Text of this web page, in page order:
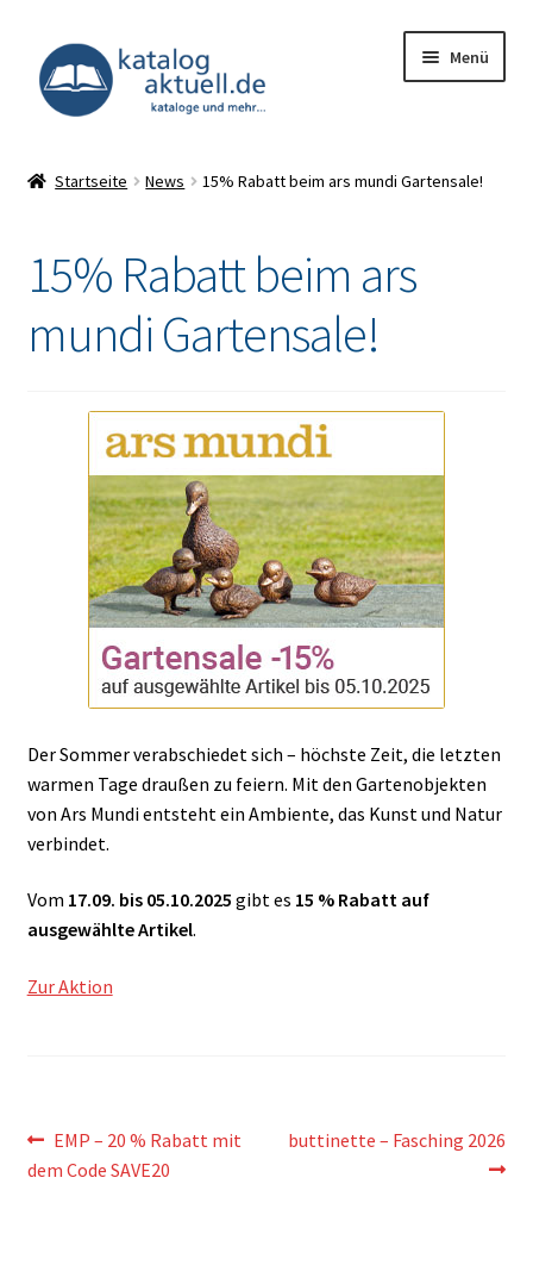
Navigation
springen
Zum
Inhalt
springen
Menü
öffnen
Infocenter
Impressum
Startseite News 15% Rabatt beim ars mundi Gartensale!
15% Rabatt beim ars
mundi Gartensale!
Der Sommer verabschiedet sich – höchste Zeit, die letzten
warmen Tage draußen zu feiern. Mit den Gartenobjekten
von Ars Mundi entsteht ein Ambiente, das Kunst und Natur
verbindet.
Vom 17.09. bis 05.10.2025 gibt es 15 % Rabatt auf
ausgewählte Artikel.
Zur Aktion
Beitragsnavigation
Vorheriger
Beitrag:
EMP – 20 % Rabatt mit
dem Code SAVE20
Nächster
buttinette – Fasching 2026